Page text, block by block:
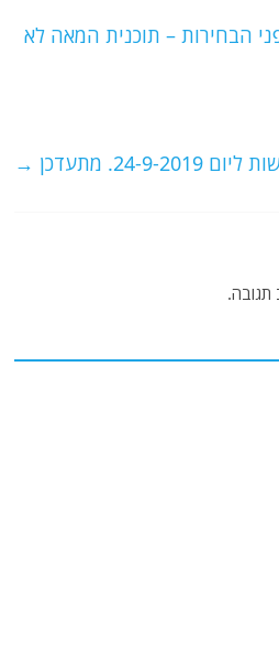
e
k
הבחירות – תוכנית המאה לא
9-2019. מתעדכן →
תגובה.